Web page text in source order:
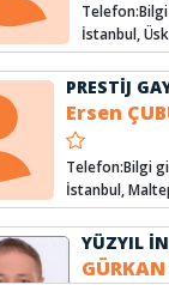
İstanbul,
Ersen
Telefon:Bilgi
İstanbul,